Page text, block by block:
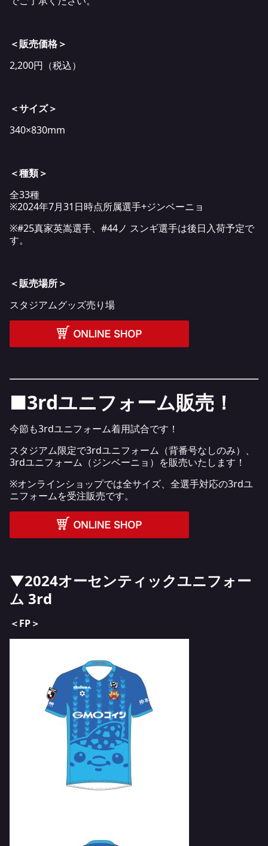
＜販売価格＞
2,200円（税込）
＜サイズ＞
340×830mm
＜種類＞
全33種
※2024年7月31日時点所属選手+ジンベーニョ
※#25真家英嵩選手、#44ノ スンギ選手は後日入荷予定で
す。
＜販売場所＞
スタジアムグッズ売り場
■3rdユニフォーム販売！
今節も3rdユニフォーム着用試合です！
スタジアム限定で3rdユニフォーム（背番号なしのみ）、
3rdユニフォーム（ジンベーニョ）を販売いたします！
※オンラインショップでは全サイズ、全選手対応の3rdユ
ニフォームを受注販売です。
▼2024オーセンティックユニフォー
ム 3rd
＜FP＞